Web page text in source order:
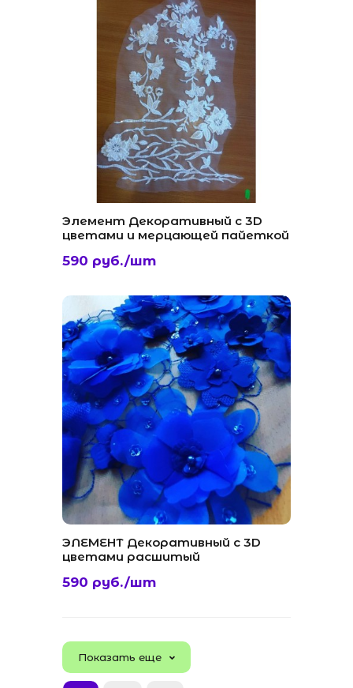
Элемент Декоративный с 3D
цветами и мерцающей пайеткой
590 руб./шт
ЭЛЕМЕНТ Декоративный с 3D
цветами расшитый
590 руб./шт
Показать еще